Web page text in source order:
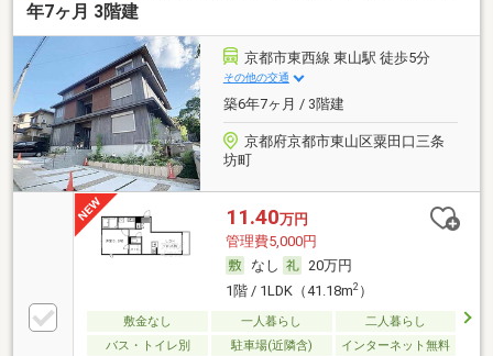
年7ヶ月 3階建
京都市東西線 東山駅 徒歩5分
その他の交通
築6年7ヶ月 / 3階建
京都府京都市東山区粟田口三条
坊町
11.40万円
管理費5,000円
なし
20万円
1階 / 1LDK（41.18m2）
敷金なし 一人暮らし
二人暮らし
バス・トイレ別
駐車場(近隣含) インターネット無料